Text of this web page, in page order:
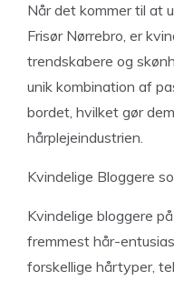
Når det kommer til at
Frisør Nørrebro, er
trendskabere og
unik kombination af
bordet, hvilket gør
hårplejeindustrien.
Kvindelige Bloggere
Kvindelige bloggere
fremmest hår-
forskellige hårtyper,